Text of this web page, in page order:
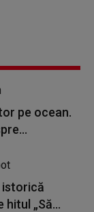
pe ocean.
istorică
hitul „Să...